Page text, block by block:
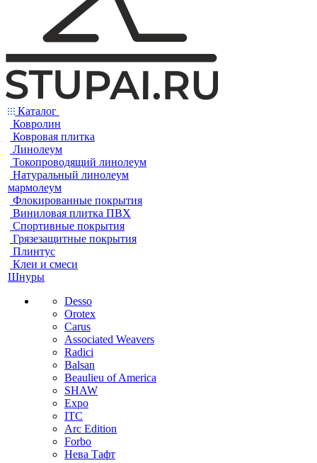
Каталог
Ковролин
Ковровая плитка
Линолеум
Токопроводящий линолеум
Натуральный линолеум
мармолеум
Флокированные покрытия
Виниловая плитка ПВХ
Спортивные покрытия
Грязезащитные покрытия
Плинтус
Клеи и смеси
Шнуры
Desso
Orotex
Carus
Associated Weavers
Radici
Balsan
Beaulieu of America
SHAW
Expo
ITC
Arc Edition
Forbo
Нева Тафт